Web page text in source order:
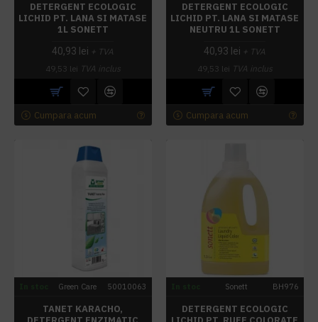
DETERGENT ECOLOGIC
LICHID PT. LANA SI MATASE
1L SONETT
40,93 lei + TVA
49,53 lei TVA inclus
Cumpara acum
DETERGENT ECOLOGIC
LICHID PT. LANA SI MATASE
NEUTRU 1L SONETT
40,93 lei + TVA
49,53 lei TVA inclus
Cumpara acum
Green Care 50010063
TANET KARACHO,
Sonett BH976
DETERGENT ECOLOGIC